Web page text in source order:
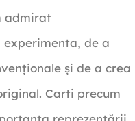
admirat
de a
și de a crea
Carti precum